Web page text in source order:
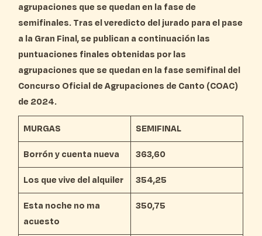
agrupaciones que se quedan en la fase de
semifinales. Tras el veredicto del jurado para el pase
a la Gran Final, se publican a continuación las
puntuaciones finales obtenidas por las
agrupaciones que se quedan en la fase semifinal del
Concurso Oficial de Agrupaciones de Canto (COAC)
de 2024.
MURGAS SEMIFINAL
Borrón y cuenta nueva 363,60
Los que vive del alquiler 354,25
Esta noche no ma
acuesto
350,75